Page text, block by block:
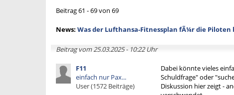
Beitrag 61 - 69 von 69
News: Was der Lufthansa-Fitnessplan fÃ¼r die
Beitrag vom 25.03.2025 - 10:22 Uhr
F11
einfach nur Pax...
User (1572 Beiträge)
Dabei könnte vieles
Schuldfrage" oder
Diskussion hier zeigt -